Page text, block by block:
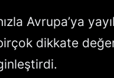
Avrupa’ya
dikkate